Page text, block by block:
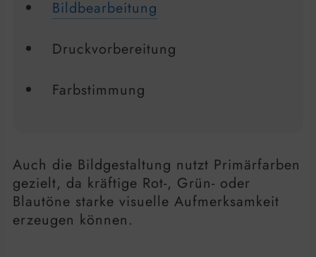
Bildbearbeitung
Druckvorbereitung
Farbstimmung
Auch die Bildgestaltung nutzt Primärfarben
gezielt, da kräftige Rot-, Grün- oder
Blautöne starke visuelle Aufmerksamkeit
erzeugen können.